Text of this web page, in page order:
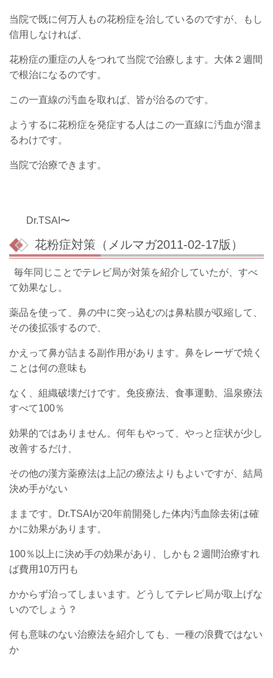
当院で既に何万人もの花粉症を治しているのですが、もし
信用しなければ、
花粉症の重症の人をつれて当院で治療します。大体２週間
で根治になるのです。
この一直線の汚血を取れば、皆が治るのです。
ようするに花粉症を発症する人はこの一直線に汚血が溜ま
るわけです。
当院で治療できます。
Dr.TSAI〜
花粉症対策（メルマガ2011-02-17版）
毎年同じことでテレビ局が対策を紹介していたが、すべ
て効果なし。
薬品を使って、鼻の中に突っ込むのは鼻粘膜が収縮して、
その後拡張するので、
かえって鼻が詰まる副作用があります。鼻をレーザで焼く
ことは何の意味も
なく、組織破壊だけです。免疫療法、食事運動、温泉療法
すべて100％
効果的ではありません。何年もやって、やっと症状が少し
改善するだけ、
その他の漢方薬療法は上記の療法よりもよいですが、結局
決め手がない
ままです。Dr.TSAIが20年前開発した体内汚血除去術は確
かに効果があります。
100％以上に決め手の効果があり、しかも２週間治療すれ
ば費用10万円も
かからず治ってしまいます。どうしてテレビ局が取上げな
いのでしょう？
何も意味のない治療法を紹介しても、一種の浪費ではない
か